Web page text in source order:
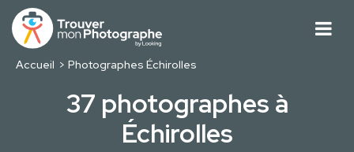
Accueil Photographes Échirolles
37 photographes à
Échirolles